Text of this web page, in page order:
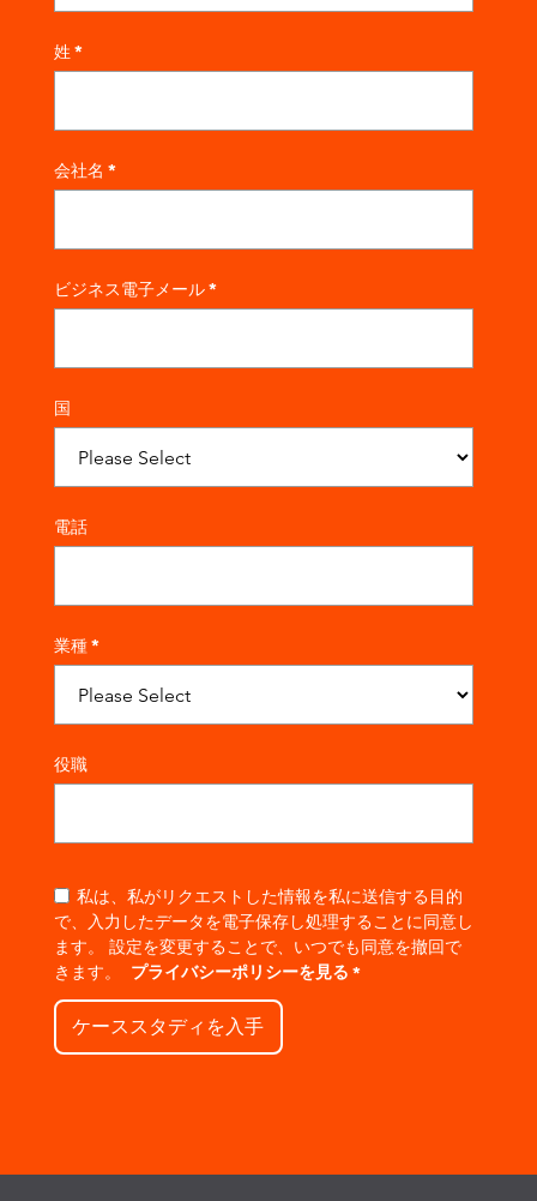
姓 *
会社名 *
ビジネス電子メール*
国
電話
業種*
役職
私は、私がリクエストした情報を私に送信する目的
で、入力したデータを電子保存し処理することに同意し
ます。
設定を変更することで、いつでも同意を撤回で
きます。
プライバシーポリシーを見る *